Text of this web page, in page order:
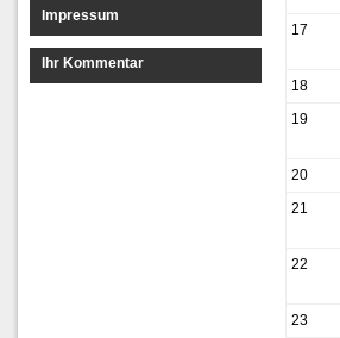
Impressum
Ihr Kommentar
17
18
19
20
21
22
23